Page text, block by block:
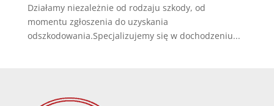
Działamy niezależnie od rodzaju szkody, od
momentu zgłoszenia do uzyskania
odszkodowania.Specjalizujemy się w dochodzeniu...